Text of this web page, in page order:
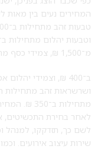
המחירים נעים בין מאות
מ־1,500 ₪, צמידי כסף מתחילות
מתחילות ב־350 ₪. המחירים הינם משוערים ולפי הערכה בלבד.
לאחר בחירת התכשיטים,
לשם כך, תזדקקו, למנהל
שירות עיצוב אירועים.